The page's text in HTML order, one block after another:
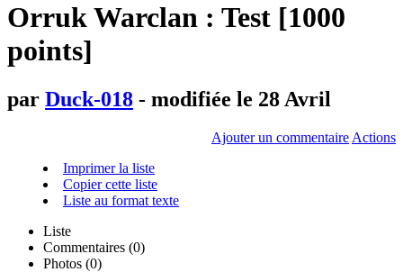
Orruk Warclan : Test [1000
points]
par Duck-018 - modifiée le 28 Avril
Ajouter un commentaire Actions
Imprimer la liste
Copier cette liste
Liste au format texte
Liste
Commentaires (0)
Photos (0)